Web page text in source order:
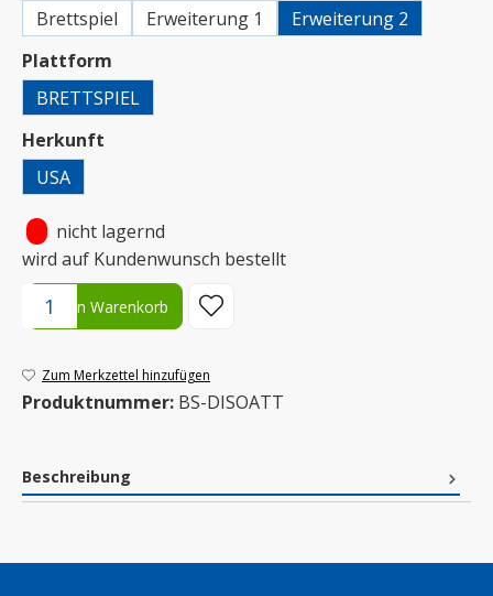
Brettspiel
Erweiterung 1
Erweiterung 2
Plattform
BRETTSPIEL
Herkunft
USA
nicht lagernd
wird auf Kundenwunsch bestellt
Produkt Anzahl: Gib den gewünschten Wert ein oder benutze
In den Warenkorb
Zum Merkzettel hinzufügen
Produktnummer: BS-DISOATT
Beschreibung